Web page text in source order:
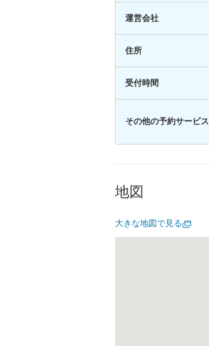
運営会社
住所
受付時間
その他の予約サービス
地図
大きな地図で見る